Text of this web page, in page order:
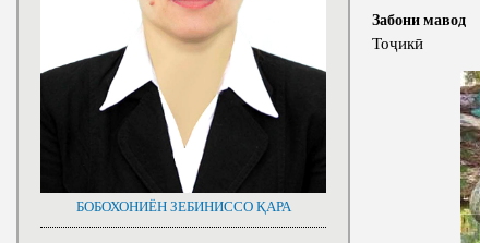
Забони мавод
Тоҷикӣ
БОБОХОНИЁН ЗЕБИНИССО ҚАРА